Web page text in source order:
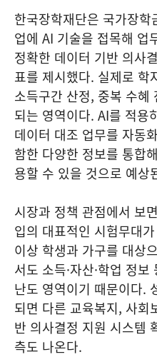
한국장학재단은 국가장
업에 AI 기술을 접목해 업
정확한 데이터 기반 의사
표를 제시했다. 실제로 학
소득구간 산정, 중복 수혜
되는 영역이다. AI를 적용
데이터 대조 업무를 자동
함한 다양한 정보를 통합
용할 수 있을 것으로 예상
시장과 정책 관점에서 보
입의 대표적인 시험무대
이상 학생과 가구를 대상
서도 소득·자산·학업 정
난도 영역이기 때문이다.
되면 다른 교육복지, 사회
반 의사결정 지원 시스템
측도 나온다.